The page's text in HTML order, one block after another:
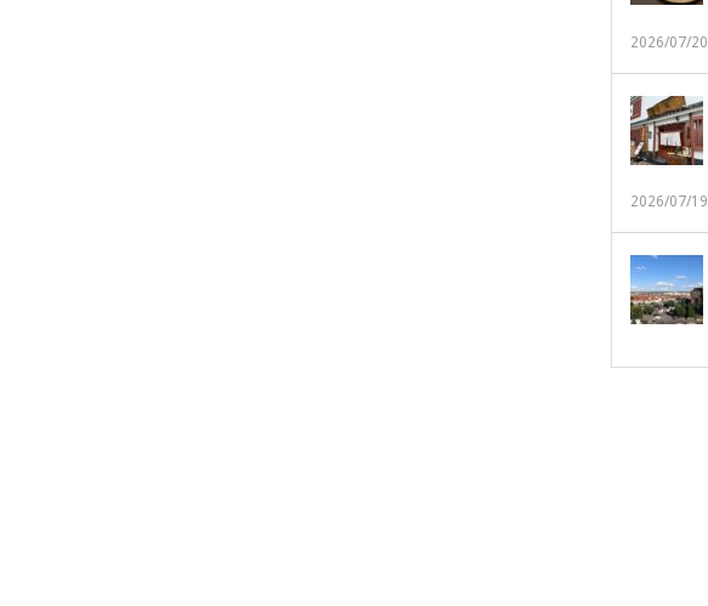
2026/07/20
2026/07/19